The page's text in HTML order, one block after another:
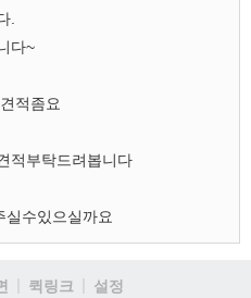
.
다~
적좀요
적부탁드려봅니다
수있으실까요
퀵링크 설정